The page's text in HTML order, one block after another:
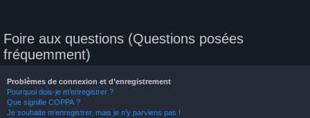
Foire aux questions (Questions posées
fréquemment)
Problèmes de connexion et d’enregistrement
Pourquoi dois-je m’enregistrer ?
Que signifie COPPA ?
Je souhaite m’enregistrer, mais je n’y parviens pas !